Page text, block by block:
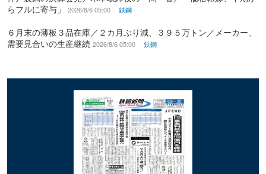
らフルに寄与」
2026/8/6 05:00 鉄鋼
６月末の薄板３品在庫／２カ月ぶり減、３９５万トン／メーカー、
需要見合いの生産継続 2026/8/6 05:00 鉄鋼